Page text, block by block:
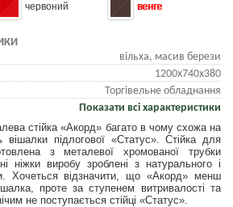
червоний венге
вільха, масив берези
1200x740x380
Торгівельне обладнання
Показати всі характеристики
стійка «Акорд» багато в чому схожа на
підлогової «Статус». Стійка для
​​з металевої хромованої трубки
ніжки виробу зроблені з натурального і
Хочеться відзначити, що «Акорд» менш
проте за ступенем витривалості та
не поступається стійці «Статус».